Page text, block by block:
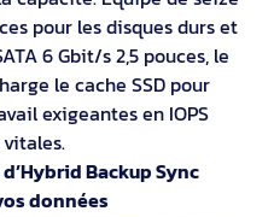
pour les disques durs et
6 Gbit/s 2,5 pouces, le
le cache SSD pour
exigeantes en IOPS
vitales.
Backup Sync
données